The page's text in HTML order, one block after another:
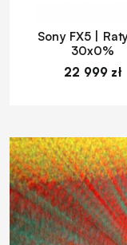
Sony FX5 |
30x0%
22 999 zł